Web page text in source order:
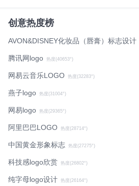
创意热度榜
AVON&DISNEY化妆品（唇膏）标志设计
腾讯网logo 热度(40653°)
网易云音乐LOGO 热度(32283°)
燕子logo 热度(31004°)
网易logo 热度(29365°)
阿里巴巴LOGO 热度(28714°)
中国黄金形象标志 热度(27275°)
科技感logo欣赏 热度(26802°)
纯字母logo设计 热度(26164°)